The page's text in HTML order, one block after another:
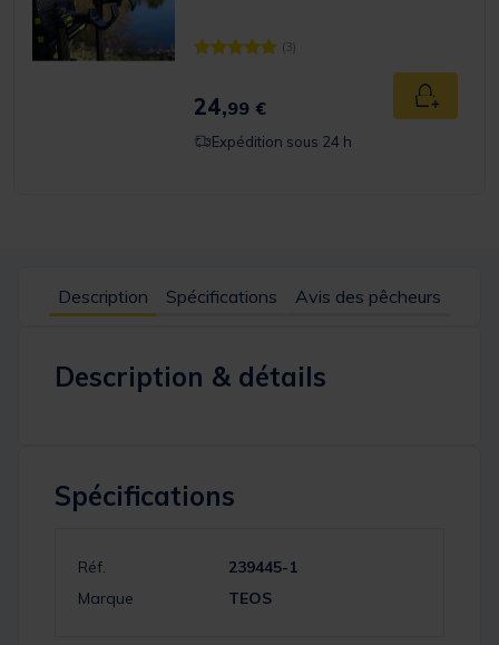
[object Object] out of 5 Customer Rating
(3)
24,99 € Ajouter
Expédition sous 24 h
Description Spécifications Avis des pêcheurs
Description & détails
Spécifications
Réf.
239445-1
Marque
TEOS